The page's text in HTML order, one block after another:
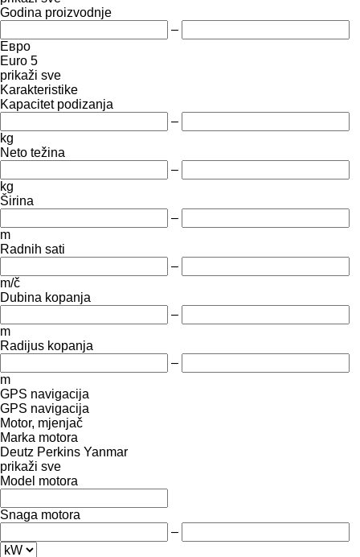
Godina proizvodnje
–
Евро
Euro 5
prikaži sve
Karakteristike
Kapacitet podizanja
–
kg
Neto težina
–
kg
Širina
–
m
Radnih sati
–
m/č
Dubina kopanja
–
m
Radijus kopanja
–
m
GPS navigacija
GPS navigacija
Motor, mjenjač
Marka motora
Deutz Perkins Yanmar
prikaži sve
Model motora
Snaga motora
–